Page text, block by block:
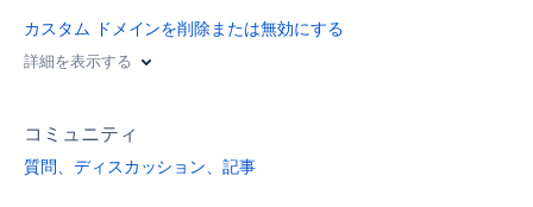
カスタム ドメインを削除または無効にする
詳細を表示する
コミュニティ
質問、ディスカッション、記事